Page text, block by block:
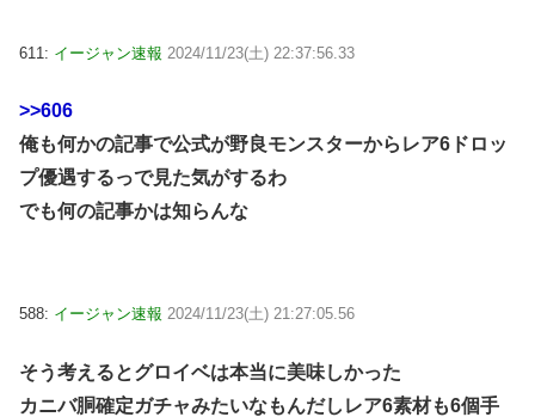
611: イージャン速報 2024/11/23(土) 22:37:56.33
>>606
俺も何かの記事で公式が野良モンスターからレア6ドロッ
プ優遇するっで見た気がするわ
でも何の記事かは知らんな
588: イージャン速報 2024/11/23(土) 21:27:05.56
そう考えるとグロイベは本当に美味しかった
カニバ胴確定ガチャみたいなもんだしレア6素材も6個手